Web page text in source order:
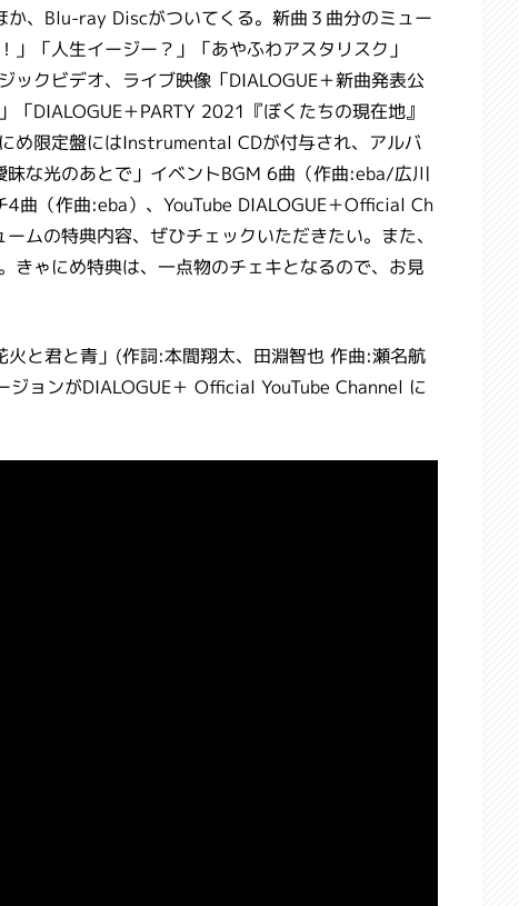
、Blu-ray Discがついてくる。新曲３曲分のミュー
「人生イージー？」「あやふわアスタリスク」
ックビデオ、ライブ映像「DIALOGUE＋新曲発表公
DIALOGUE＋PARTY 2021『ぼくたちの現在地』
め限定盤にはInstrumental CDが付与され、アルバ
な光のあとで」イベントBGM 6曲（作曲:eba/広川
曲（作曲:eba）、YouTube DIALOGUE＋Official Ch
ムの特典内容、ぜひチェックいただきたい。また、
きゃにめ特典は、一点物のチェキとなるので、お見
と君と青」(作詞:本間翔太、田淵智也 作曲:瀬名航
ョンがDIALOGUE＋ Official YouTube Channel に